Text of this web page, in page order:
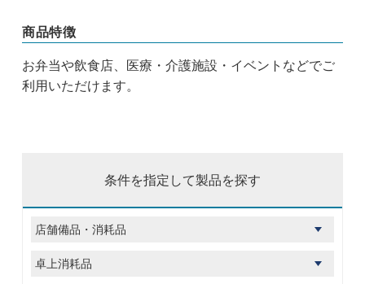
商品特徴
お弁当や飲食店、医療・介護施設・イベントなどでご
利用いただけます。
条件を指定して製品を探す